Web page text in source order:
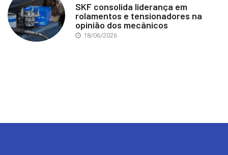
SKF consolida liderança em
rolamentos e tensionadores na
opinião dos mecânicos
18/06/2026